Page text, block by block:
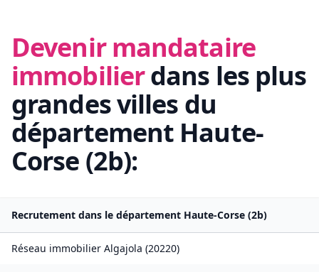
Devenir mandataire
immobilierdans les plus
grandes villes du
département Haute-
Corse (2b):
Recrutement dans le département Haute-Corse (2b)
Réseau immobilier Algajola (20220)